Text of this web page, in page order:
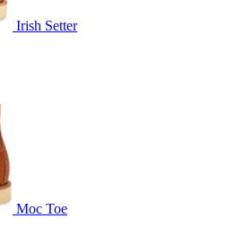
Irish Setter
Moc Toe